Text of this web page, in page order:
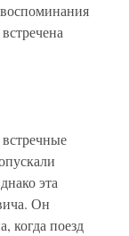
эта
Он
когда поезд